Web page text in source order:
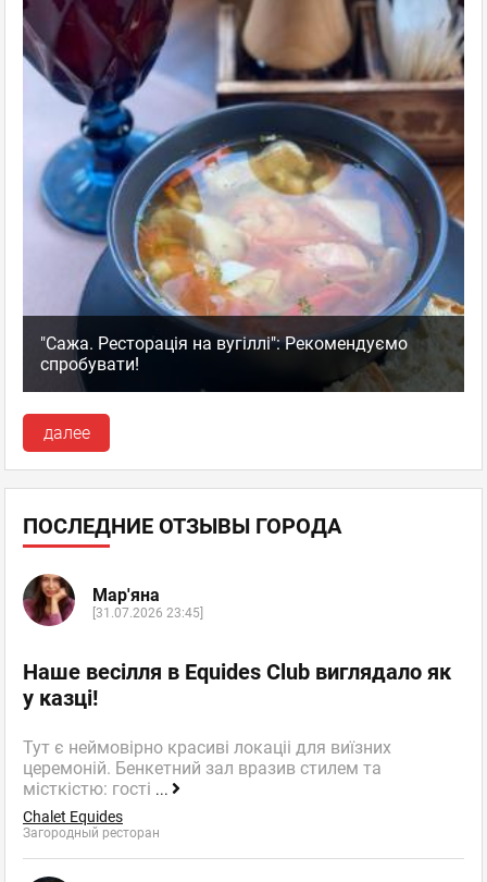
"Сажа. Ресторація на вугіллі": Рекомендуємо
спробувати!
далее
ПОСЛЕДНИЕ ОТЗЫВЫ ГОРОДА
Мар'яна
[31.07.2026 23:45]
Наше весілля в Equides Club виглядало як
у казці!
Тут є неймовірно красиві локаціі для виїзних
церемоній. Бенкетний зал вразив стилем та
місткістю: гості ...
Chalet Equides
Загородный ресторан